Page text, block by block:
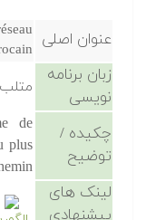
عنوان اصلی
زبان برنامه
نویسی
متلب
چکیده /
توضیح
de
plus
لینک های
پیشنهادی